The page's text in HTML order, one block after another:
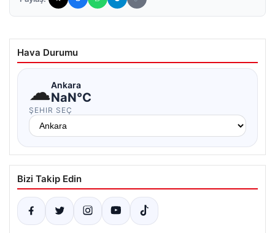
Hava Durumu
☁Ankara
NaN°C
ŞEHIR SEÇ
Bizi Takip Edin